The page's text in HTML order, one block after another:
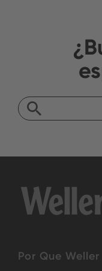
Por Que Weller